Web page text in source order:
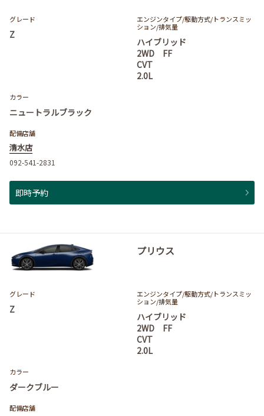
グレード
Z
エンジンタイプ/駆動方式/トランスミッ
ション/排気量
ハイブリッド
2WD FF
CVT
2.0L
カラー
ニュートラルブラック
配備店舗
清水店
092-541-2831
即時予約
プリウス
グレード
Z
エンジンタイプ/駆動方式/トランスミッ
ション/排気量
ハイブリッド
2WD FF
CVT
2.0L
カラー
ダークブルー
配備店舗